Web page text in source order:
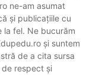
ne-am asumat
și publicațiile cu
la fel. Ne bucurăm
și suntem
de a cita sursa
respect și